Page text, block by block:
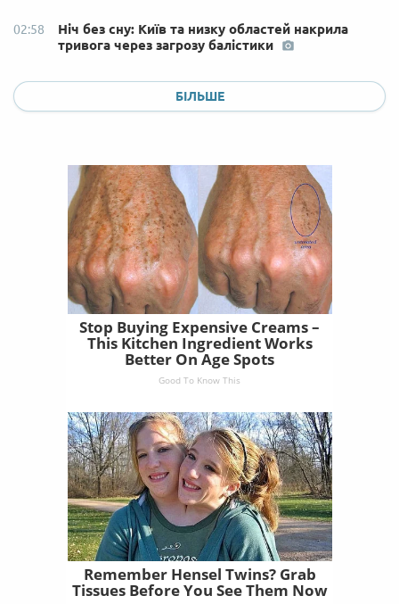
02:58
Ніч без сну: Київ та низку областей накрила
тривога через загрозу балістики
БІЛЬШЕ
Stop Buying Expensive Creams –
This Kitchen Ingredient Works
Better On Age Spots
Good To Know This
Remember Hensel Twins? Grab
Tissues Before You See Them Now